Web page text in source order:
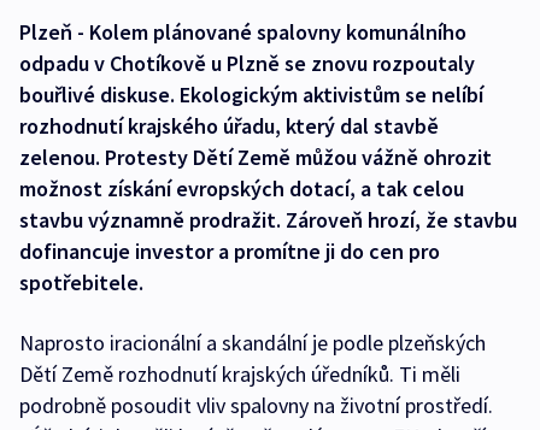
Plzeň - Kolem plánované spalovny komunálního
odpadu v Chotíkově u Plzně se znovu rozpoutaly
bouřlivé diskuse. Ekologickým aktivistům se nelíbí
rozhodnutí krajského úřadu, který dal stavbě
zelenou. Protesty Dětí Země můžou vážně ohrozit
možnost získání evropských dotací, a tak celou
stavbu významně prodražit. Zároveň hrozí, že stavbu
dofinancuje investor a promítne ji do cen pro
spotřebitele.
Naprosto iracionální a skandální je podle plzeňských
Dětí Země rozhodnutí krajských úředníků. Ti měli
podrobně posoudit vliv spalovny na životní prostředí.